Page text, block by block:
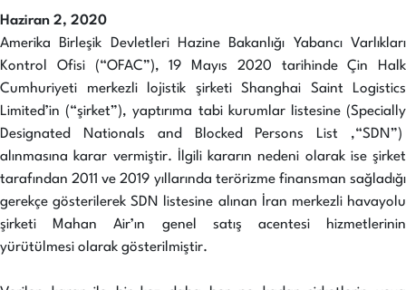
Haziran 2, 2020
Amerika Birleşik Devletleri Hazine Bakanlığı Yabancı Varlıkları
Kontrol Ofisi (“OFAC”), 19 Mayıs 2020 tarihinde Çin Halk
Cumhuriyeti merkezli lojistik şirketi Shanghai Saint Logistics
Limited’in (“şirket”), yaptırıma tabi kurumlar listesine (Specially
Designated Nationals and Blocked Persons List ,“SDN”)
alınmasına karar vermiştir. İlgili kararın nedeni olarak ise şirket
tarafından 2011 ve 2019 yıllarında terörizme finansman sağladığı
gerekçe gösterilerek SDN listesine alınan İran merkezli havayolu
şirketi Mahan Air’ın genel satış acentesi hizmetlerinin
yürütülmesi olarak gösterilmiştir.